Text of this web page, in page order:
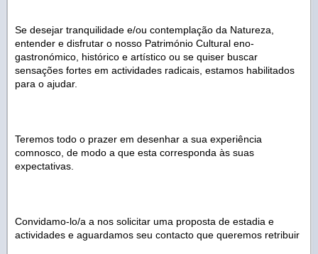
Se desejar tranquilidade e/ou contemplação da Natureza,
entender e disfrutar o nosso Património Cultural eno-
gastronómico, histórico e artístico ou se quiser buscar
sensações fortes em actividades radicais, estamos habilitados
para o ajudar.
Teremos todo o prazer em desenhar a sua experiência
comnosco, de modo a que esta corresponda às suas
expectativas.
Convidamo-lo/a a nos solicitar uma proposta de estadia e
actividades e aguardamos seu contacto que queremos retribuir